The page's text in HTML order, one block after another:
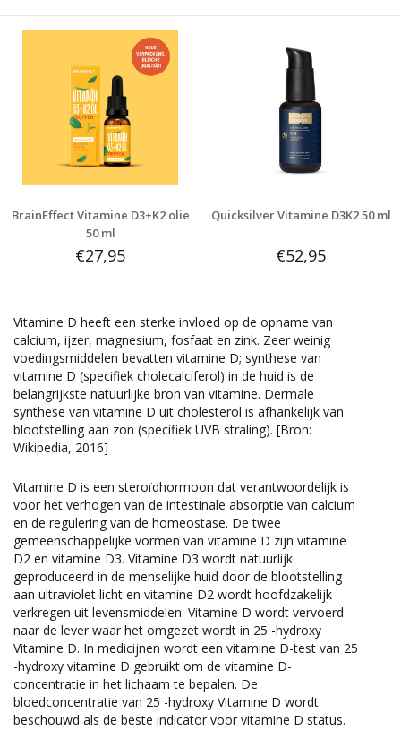
BrainEffect Vitamine D3+K2 olie
50 ml
€27,95
Quicksilver Vitamine D3K2 50 ml
€52,95
Vitamine D heeft een sterke invloed op de opname van
calcium, ijzer, magnesium, fosfaat en zink. Zeer weinig
voedingsmiddelen bevatten vitamine D; synthese van
vitamine D (specifiek cholecalciferol) in de huid is de
belangrijkste natuurlijke bron van vitamine. Dermale
synthese van vitamine D uit cholesterol is afhankelijk van
blootstelling aan zon (specifiek UVB straling). [Bron:
Wikipedia, 2016]
Vitamine D is een steroïdhormoon dat verantwoordelijk is
voor het verhogen van de intestinale absorptie van calcium
en de regulering van de homeostase. De twee
gemeenschappelijke vormen van vitamine D zijn vitamine
D2 en vitamine D3. Vitamine D3 wordt natuurlijk
geproduceerd in de menselijke huid door de blootstelling
aan ultraviolet licht en vitamine D2 wordt hoofdzakelijk
verkregen uit levensmiddelen. Vitamine D wordt vervoerd
naar de lever waar het omgezet wordt in 25 -hydroxy
Vitamine D. In medicijnen wordt een vitamine D-test van 25
-hydroxy vitamine D gebruikt om de vitamine D-
concentratie in het lichaam te bepalen. De
bloedconcentratie van 25 -hydroxy Vitamine D wordt
beschouwd als de beste indicator voor vitamine D status.